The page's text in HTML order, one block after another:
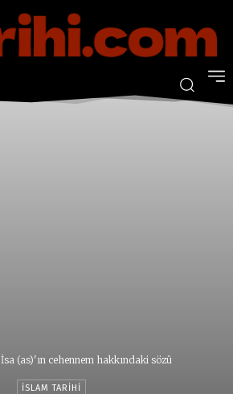
İsa (as)'ın cehennem hakkındaki sözü
İSLAM TARIHI